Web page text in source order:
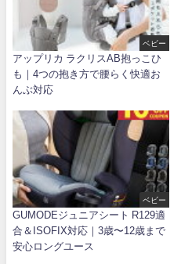
ベビー
アップリカ ラクリスAB抱っこひ
も｜4つの抱き方で腰らく快適お
んぶ対応
ベビー
GUMODEジュニアシート R129適
合＆ISOFIX対応｜3歳〜12歳まで
安心ロングユース